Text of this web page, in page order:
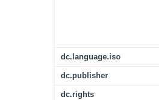
dc.language.iso
dc.publisher
dc.rights